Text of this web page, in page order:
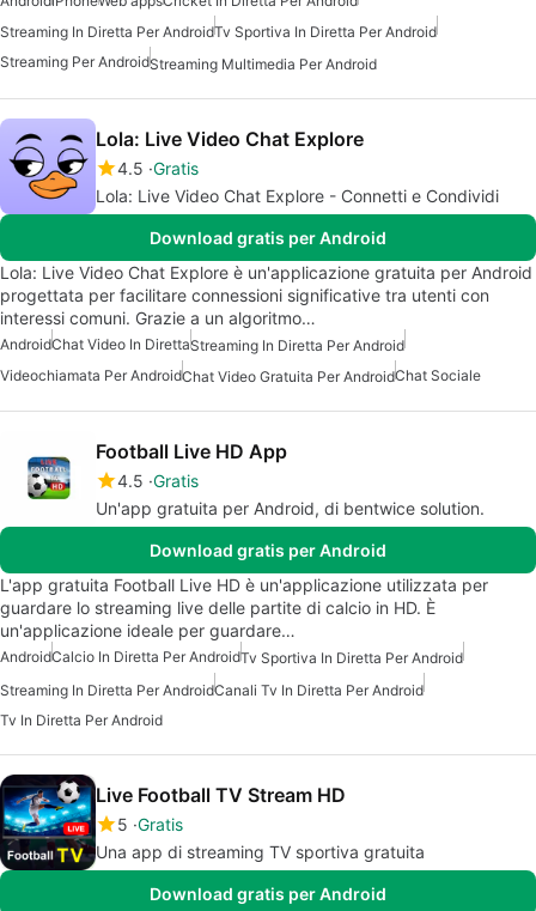
Streaming In Diretta Per AndroidTv Sportiva In Diretta Per Android
Streaming Per AndroidStreaming Multimedia Per Android
Lola: Live Video Chat Explore
4.5 Gratis
Lola: Live Video Chat Explore - Connetti e Condividi
Download gratis per Android
Lola: Live Video Chat Explore è un'applicazione gratuita per Android
progettata per facilitare connessioni significative tra utenti con
interessi comuni. Grazie a un algoritmo…
AndroidChat Video In DirettaStreaming In Diretta Per Android
Videochiamata Per AndroidChat Video Gratuita Per AndroidChat Sociale
Football Live HD App
4.5 Gratis
Un'app gratuita per Android, di bentwice solution.
Download gratis per Android
L'app gratuita Football Live HD è un'applicazione utilizzata per
guardare lo streaming live delle partite di calcio in HD. È
un'applicazione ideale per guardare…
AndroidCalcio In Diretta Per AndroidTv Sportiva In Diretta Per Android
Streaming In Diretta Per AndroidCanali Tv In Diretta Per Android
Tv In Diretta Per Android
Live Football TV Stream HD
5 Gratis
Una app di streaming TV sportiva gratuita
Download gratis per Android